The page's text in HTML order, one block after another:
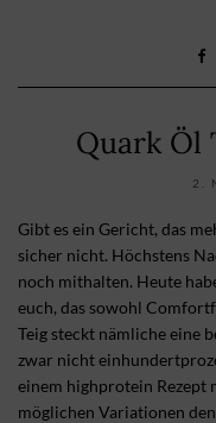
Quark Öl
2.
Gibt es ein Gericht, das
sicher nicht. Höchstens
noch mithalten. Heute
euch, das sowohl
Teig steckt nämliche eine
zwar nicht
einem highprotein Rezept
möglichen Variationen